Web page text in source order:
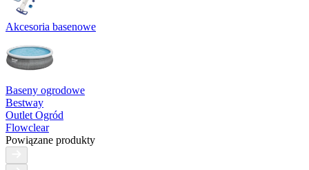
Akcesoria basenowe
Baseny ogrodowe
Bestway
Outlet Ogród
Flowclear
Powiązane produkty